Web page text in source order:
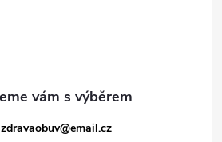
zdravaobuv@email.cz